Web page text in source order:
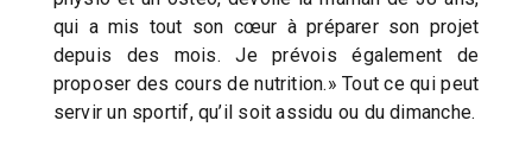
qui a mis tout son cœur à préparer son projet
depuis des mois. Je prévois également de
proposer des cours de nutrition.» Tout ce qui peut
servir un sportif, qu’il soit assidu ou du dimanche.